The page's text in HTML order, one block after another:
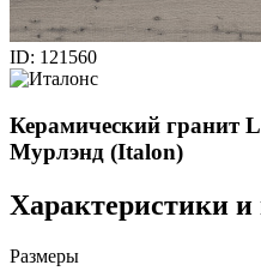
ID: 121560
Керамический гранит
Мурлэнд (Italon)
Характеристики и
Размеры